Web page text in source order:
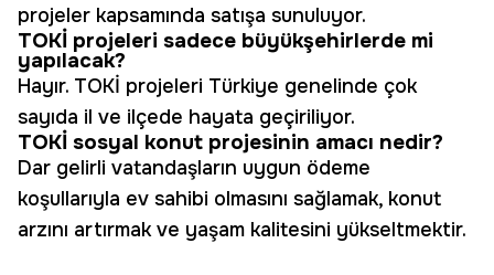
projeler kapsamında satışa sunuluyor.
TOKİ projeleri sadece büyükşehirlerde mi
yapılacak?
Hayır. TOKİ projeleri Türkiye genelinde çok
sayıda il ve ilçede hayata geçiriliyor.
TOKİ sosyal konut projesinin amacı nedir?
Dar gelirli vatandaşların uygun ödeme
koşullarıyla ev sahibi olmasını sağlamak, konut
arzını artırmak ve yaşam kalitesini yükseltmektir.